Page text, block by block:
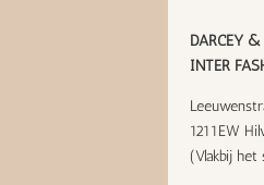
DARCEY
INTER
1211EW
(Vlakbij